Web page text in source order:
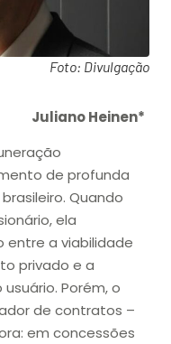
Foto: Divulgação
Juliano Heinen*
de profunda
Quando
ela
entre a viabilidade
privado e a
Porém, o
de contratos –
em concessões